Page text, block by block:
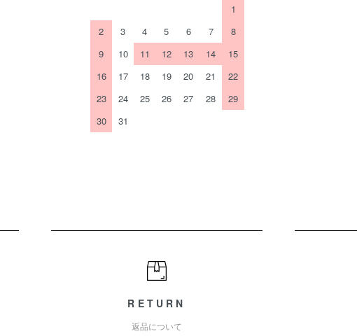
1
2
3 4 5 6 7
8
9
10 11 12 13 14
15
16
17 18 19 20 21
22
23
24 25 26 27 28
29
30
31
RETURN
返品について